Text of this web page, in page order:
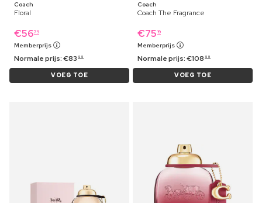
Coach
Floral
€5679
Memberprijs
Normale prijs:€83 99
VOEG TOE
Coach
Coach The Fragrance
€75 19
Memberprijs
Normale prijs:€108 99
VOEG TOE